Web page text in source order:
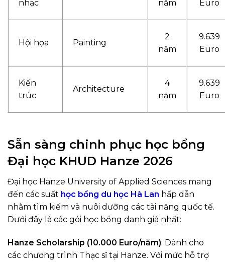
nhạc năm Euro
Hội họa Painting
2
năm
9.639
Euro
Kiến
trúc
Architecture
4
năm
9.639
Euro
Sẵn sàng chinh phục học bổng
Đại học KHUD Hanze 2026
Đại học Hanze University of Applied Sciences mang
đến các suất học bổng du học Hà Lan hấp dẫn
nhằm tìm kiếm và nuôi dưỡng các tài năng quốc tế.
Dưới đây là các gói học bổng danh giá nhất:
Hanze Scholarship (10.000 Euro/năm): Dành cho
các chương trình Thạc sĩ tại Hanze. Với mức hỗ trợ